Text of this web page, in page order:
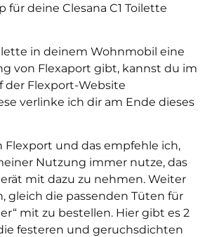
für deine Clesana C1 Toilette
in deinem Wohnmobil eine
von Flexaport gibt, kannst du im
der Flexport-Website
verlinke ich dir am Ende dieses
Flexport und das empfehle ich,
Nutzung immer nutze, das
mit dazu zu nehmen. Weiter
gleich die passenden Tüten für
mit zu bestellen. Hier gibt es 2
festeren und geruchsdichten